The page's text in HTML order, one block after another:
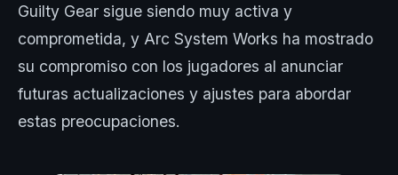
Guilty Gear sigue siendo muy activa y
comprometida, y Arc System Works ha mostrado
su compromiso con los jugadores al anunciar
futuras actualizaciones y ajustes para abordar
estas preocupaciones.